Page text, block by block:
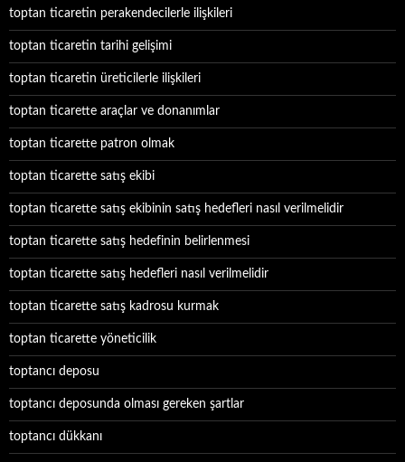
toptan ticaretin perakendecilerle ilişkileri
toptan ticaretin tarihi gelişimi
toptan ticaretin üreticilerle ilişkileri
toptan ticarette araçlar ve donanımlar
toptan ticarette patron olmak
toptan ticarette satış ekibi
toptan ticarette satış ekibinin satış hedefleri nasıl verilmelidir
toptan ticarette satış hedefinin belirlenmesi
toptan ticarette satış hedefleri nasıl verilmelidir
toptan ticarette satış kadrosu kurmak
toptan ticarette yöneticilik
toptancı deposu
toptancı deposunda olması gereken şartlar
toptancı dükkanı